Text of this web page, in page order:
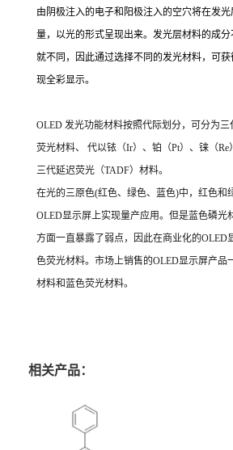
由阴极注入的电子和阳极注入的空穴将在发
量，以光的形式呈现出来。发光层材料的成
就不同，因此通过选择不同的发光材料，可
现全彩显示。
OLED 发光功能材料按照代际划分，可分为
荧光材料、 代以铱（Ir）、铂（Pt）、铼（
三代延迟荧光（TADF）材料。
在光的三原色(红色、绿色、蓝色)中，红色和
OLED显示屏上实现量产应用。但是蓝色磷光
方面一直暴露了弱点，因此在商业化的OLED
色荧光材料。市场上销售的OLED显示屏产品
材料和蓝色荧光材料。
相关产品：